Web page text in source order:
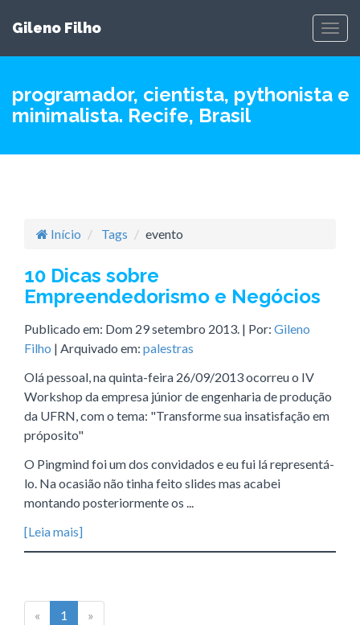
Gileno Filho
programador, cientista, pythonista e
minimalista. Recife, Brasil
Início Tags evento
10 Dicas sobre
Empreendedorismo e Negócios
Publicado em: Dom 29 setembro 2013. | Por: Gileno
Filho | Arquivado em: palestras
Olá pessoal, na quinta-feira 26/09/2013 ocorreu o IV
Workshop da empresa júnior de engenharia de produção
da UFRN, com o tema: "Transforme sua insatisfação em
próposito"
O Pingmind foi um dos convidados e eu fui lá representá-
lo. Na ocasião não tinha feito slides mas acabei
montando posteriormente os ...
[Leia mais]
« 1 »